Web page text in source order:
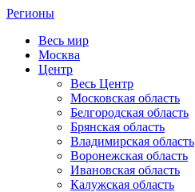
Регионы
Весь мир
Москва
Центр
Весь Центр
Московская область
Белгородская область
Брянская область
Владимирская область
Воронежская область
Ивановская область
Калужская область